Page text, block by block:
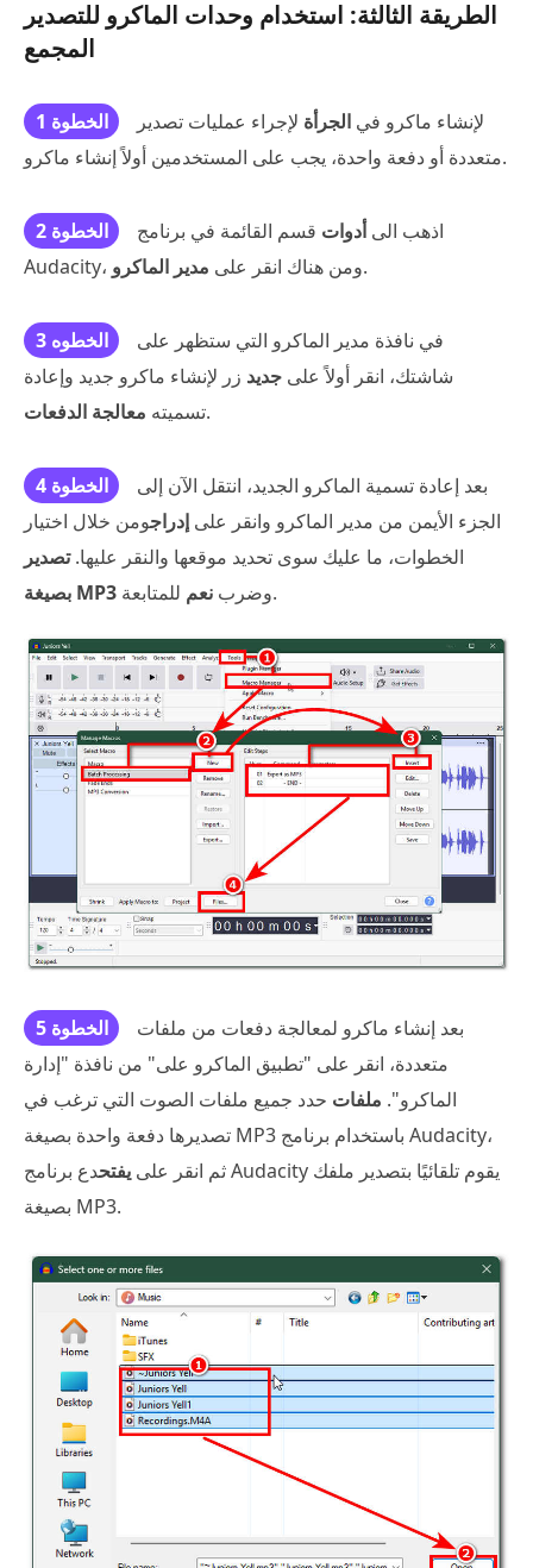
الطريقة الثالثة: استخدام وحدات الماكرو للتصدير
المجمع
الخطوة 1 لإنشاء ماكرو في الجرأة لإجراء عمليات تصدير
متعددة أو دفعة واحدة، يجب على المستخدمين أولاً إنشاء ماكرو.
الخطوة 2 اذهب الىأدوات قسم القائمة في برنامج
Audacity، ومن هناك انقر على مدير الماكرو .
الخطوه 3
في نافذة مدير الماكرو التي ستظهر على
شاشتك، انقر أولاً على جديد زر لإنشاء ماكرو جديد وإعادة
تسميته معالجة الدفعات .
الخطوة 4
بعد إعادة تسمية الماكرو الجديد، انتقل الآن إلى
الجزء الأيمن من مدير الماكرو وانقر على إدراجومن خلال اختيار
الخطوات، ما عليك سوى تحديد موقعها والنقر عليها.تصدير
بصيغة MP3
وضرب نعم للمتابعة.
الخطوة 5
بعد إنشاء ماكرو لمعالجة دفعات من ملفات
متعددة، انقر على "تطبيق الماكرو على" من نافذة "إدارة
الماكرو". ملفات حدد جميع ملفات الصوت التي ترغب في
تصديرها دفعة واحدة بصيغة MP3 باستخدام برنامج Audacity،
ثم انقر على يفتحدع برنامج Audacity يقوم تلقائيًا بتصدير ملفك
بصيغة MP3.